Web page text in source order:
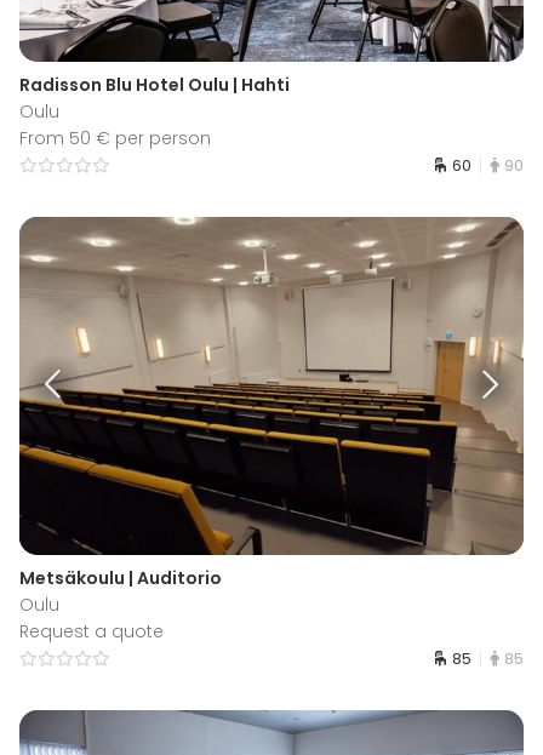
Radisson Blu Hotel Oulu | Hahti
Oulu
From 50 € per person
60 90
Metsäkoulu | Auditorio
Oulu
Request a quote
85 85